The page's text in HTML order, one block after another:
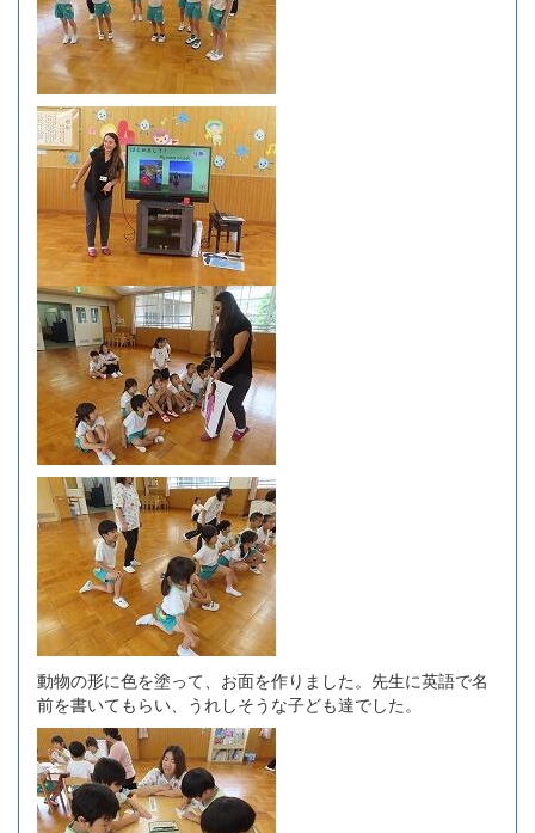
動物の形に色を塗って、お面を作りました。先生に英語で名
前を書いてもらい、うれしそうな子ども達でした。